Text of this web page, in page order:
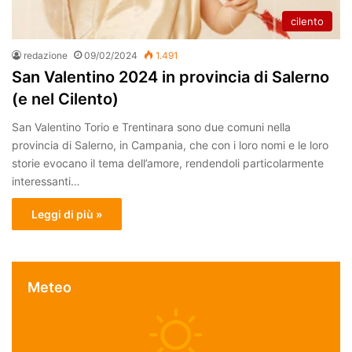
cilento
redazione 09/02/2024 1.491
San Valentino 2024 in provincia di Salerno
(e nel Cilento)
San Valentino Torio e Trentinara sono due comuni nella
provincia di Salerno, in Campania, che con i loro nomi e le loro
storie evocano il tema dell’amore, rendendoli particolarmente
interessanti…
Leggi di più »
Meteo